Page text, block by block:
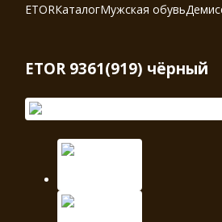
ETORКаталогМужская обувь
ETOR 9361(919) чёрный